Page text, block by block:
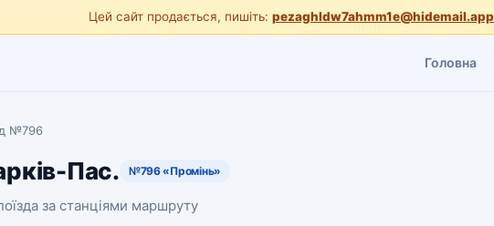
Цей сайт продається, пишіть: pezaghldw7ahmm1e@hidemail.app
Головна
№796
Пас. №796 «Промінь»
за станціями маршруту